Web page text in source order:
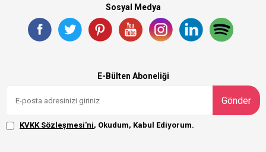
Sosyal Medya
E-Bülten Aboneliği
Gönder
KVKK Sözleşmesi'ni, Okudum, Kabul Ediyorum.